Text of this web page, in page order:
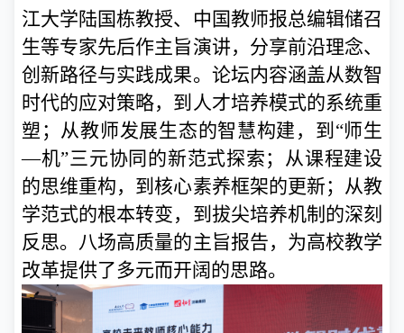
江大学陆国栋教授、中国教师报总编辑储召
生等专家先后作主旨演讲，分享前沿理念、
创新路径与实践成果。论坛内容涵盖从数智
时代的应对策略，到人才培养模式的系统重
塑；从教师发展生态的智慧构建，到“师生
—机”三元协同的新范式探索；从课程建设
的思维重构，到核心素养框架的更新；从教
学范式的根本转变，到拔尖培养机制的深刻
反思。八场高质量的主旨报告，为高校教学
改革提供了多元而开阔的思路。